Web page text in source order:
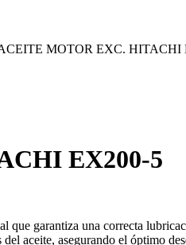
MOTOR EXC. HITACHI
EX200-5
que garantiza una correcta
aceite, asegurando el óptimo